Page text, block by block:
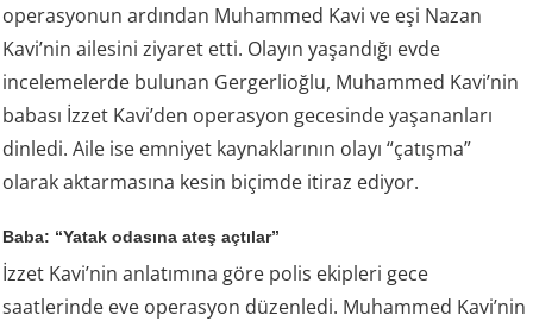
operasyonun ardından Muhammed Kavi ve eşi Nazan
Kavi’nin ailesini ziyaret etti. Olayın yaşandığı evde
incelemelerde bulunan Gergerlioğlu, Muhammed Kavi’nin
babası İzzet Kavi’den operasyon gecesinde yaşananları
dinledi. Aile ise emniyet kaynaklarının olayı “çatışma”
olarak aktarmasına kesin biçimde itiraz ediyor.
Baba: “Yatak odasına ateş açtılar”
İzzet Kavi’nin anlatımına göre polis ekipleri gece
saatlerinde eve operasyon düzenledi. Muhammed Kavi’nin